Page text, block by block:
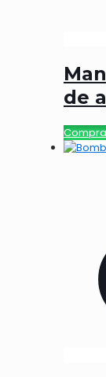
de